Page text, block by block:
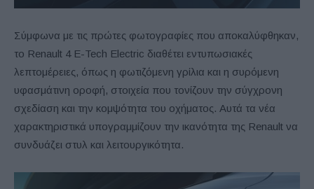
Σύμφωνα με τις πρώτες φωτογραφίες που αποκαλύφθηκαν,
το Renault 4 E-Tech Electric διαθέτει εντυπωσιακές
λεπτομέρειες, όπως η φωτιζόμενη γρίλια και η συρόμενη
υφασμάτινη οροφή, στοιχεία που τονίζουν την σύγχρονη
σχεδίαση και την κομψότητα του οχήματος. Αυτά τα νέα
χαρακτηριστικά υπογραμμίζουν την ικανότητα της Renault να
συνδυάζει στυλ και λειτουργικότητα.